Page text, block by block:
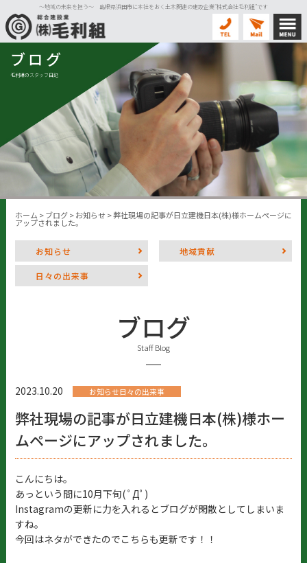
〜地域の未来を担う〜 島根県浜田市に本社をおく土木関連の建設企業”株式会社毛利組”です
ブログ
毛利組のスタッフ日記
ホーム >ブログ>お知らせ >弊社現場の記事が日立建機日本(株)様ホームページに
アップされました。
お知らせ 地域貢献
日々の出来事
ブログ
Staff Blog
2023.10.20 お知らせ日々の出来事
弊社現場の記事が日立建機日本(株)様ホー
ムページにアップされました。
こんにちは。
あっという間に10月下旬( ﾟДﾟ)
Instagramの更新に力を入れるとブログが閑散としてしまいま
すね。
今回はネタができたのでこちらも更新です！！